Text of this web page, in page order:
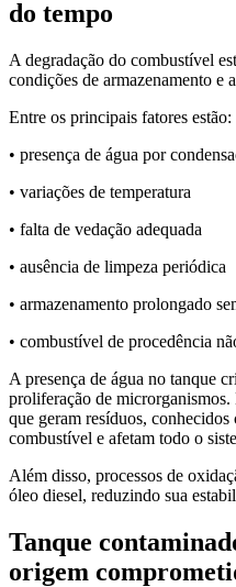
do tempo
A degradação do combustível
condições de armazenamento e
Entre os principais fatores estão:
• presença de água por
• variações de temperatura
• falta de vedação adequada
• ausência de limpeza periódica
• armazenamento prolongado
• combustível de procedência
A presença de água no tanque
proliferação de
que geram resíduos,
combustível e afetam todo o
Além disso, processos de
óleo diesel, reduzindo sua
Tanque
origem